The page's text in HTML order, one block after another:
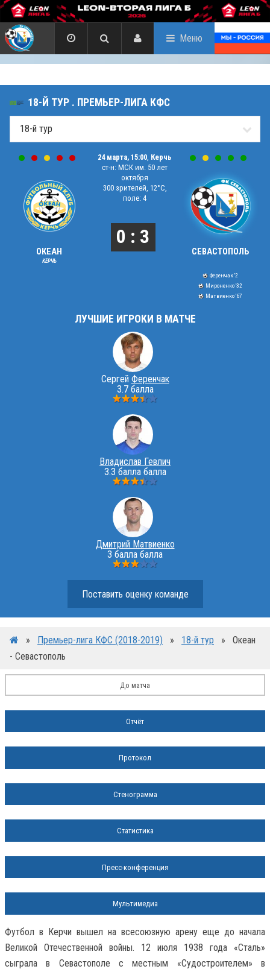
Меню
18-Й ТУР . ПРЕМЬЕР-ЛИГА КФС
ОКЕАН
КЕРЧЬ
24 марта, 15:00 Керчь
ст-н: МСК им. 50 лет
октября
300 зрителей, 12°C,
поле: 4
0 : 3
СЕВАСТОПОЛЬ
Ференчак '2
Мироненко '32
Матвиенко '67
ЛУЧШИЕ ИГРОКИ В МАТЧЕ
Сергей Ференчак
3.7 балла
Владислав Гевлич
3.3 балла балла
Дмитрий Матвиенко
3 балла балла
Поставить оценку команде
» Премьер-лига КФС (2018-2019) » 18-й тур »
Океан
- Севастополь
До матча
Отчёт
Протокол
Стенограмма
Статистика
Пресс-конференция
Мультимедиа
Футбол в Керчи вышел на всесоюзную арену еще до начала
Великой Отечественной войны. 12 июля 1938 года «Сталь»
сыграла в Севастополе с местным «Судостроителем» в